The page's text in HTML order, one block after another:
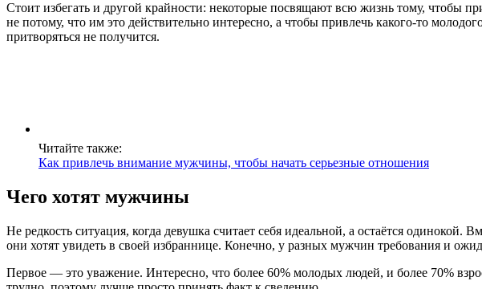
Стоит избегать и другой крайности: некоторые посвящают всю жизнь тому, чтобы
не потому, что им это действительно интересно, а чтобы привлечь какого-то
притворяться не получится.
Читайте также:
Как привлечь внимание мужчины, чтобы начать серьезные отношения
Чего хотят мужчины
Не редкость ситуация, когда девушка считает себя идеальной, а остаётся
они хотят увидеть в своей избраннице. Конечно, у разных мужчин требования и
Первое — это уважение. Интересно, что более 60% молодых людей, и более 70%